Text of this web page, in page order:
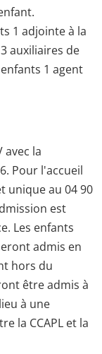
1 adjointe à la
auxiliaires de
1 agent
avec la
Pour l'accueil
unique au 04 90
est
Les enfants
admis en
hors du
être admis à
à une
la CCAPL et la